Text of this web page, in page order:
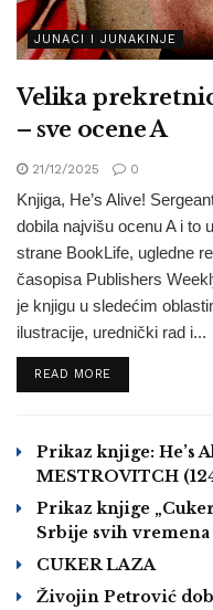
JUNACI I JUNAKINJE
Velika
– sve ocene A
21/12/2025 0
Knjiga, He’s Alive!
dobila najvišu ocenu A i to
strane BookLife, ugledne
časopisa Publishers
je knjigu u sledećim
ilustracije, urednički rad i...
READ MORE
Prikaz knjige: He’s Alive!
MESTROVITCH
Prikaz knjige „Cuker
Srbije svih vremena
CUKER LAZA
Živojin Petrović